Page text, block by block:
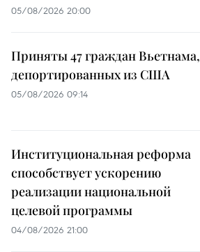
05/08/2026 20:00
Приняты 47 граждан Вьетнама,
депортированных из США
05/08/2026 09:14
Институциональная реформа
способствует ускорению
реализации национальной
целевой программы
04/08/2026 21:00